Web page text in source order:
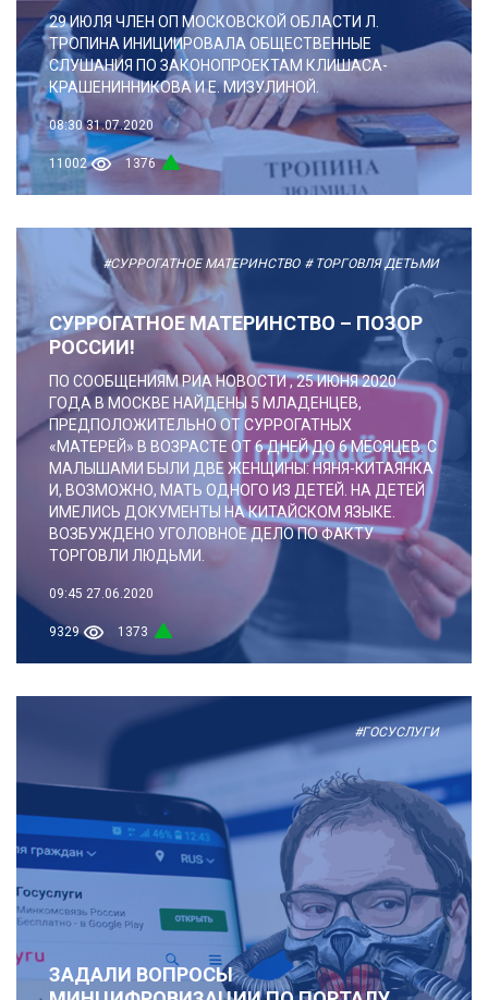
29 ИЮЛЯ ЧЛЕН ОП МОСКОВСКОЙ ОБЛАСТИ Л.
ТРОПИНА ИНИЦИИРОВАЛА ОБЩЕСТВЕННЫЕ
СЛУШАНИЯ ПО ЗАКОНОПРОЕКТАМ КЛИШАСА-
КРАШЕНИННИКОВА И Е. МИЗУЛИНОЙ.
08:30 31.07.2020
11002 1376
#СУРРОГАТНОЕ МАТЕРИНСТВО # ТОРГОВЛЯ ДЕТЬМИ
СУРРОГАТНОЕ МАТЕРИНСТВО – ПОЗОР
РОССИИ!
ПО СООБЩЕНИЯМ РИА НОВОСТИ , 25 ИЮНЯ 2020
ГОДА В МОСКВЕ НАЙДЕНЫ 5 МЛАДЕНЦЕВ,
ПРЕДПОЛОЖИТЕЛЬНО ОТ СУРРОГАТНЫХ
«МАТЕРЕЙ» В ВОЗРАСТЕ ОТ 6 ДНЕЙ ДО 6 МЕСЯЦЕВ. С
МАЛЫШАМИ БЫЛИ ДВЕ ЖЕНЩИНЫ: НЯНЯ-КИТАЯНКА
И, ВОЗМОЖНО, МАТЬ ОДНОГО ИЗ ДЕТЕЙ. НА ДЕТЕЙ
ИМЕЛИСЬ ДОКУМЕНТЫ НА КИТАЙСКОМ ЯЗЫКЕ.
ВОЗБУЖДЕНО УГОЛОВНОЕ ДЕЛО ПО ФАКТУ
ТОРГОВЛИ ЛЮДЬМИ.
09:45 27.06.2020
9329 1373
#ГОСУСЛУГИ
ЗАДАЛИ ВОПРОСЫ